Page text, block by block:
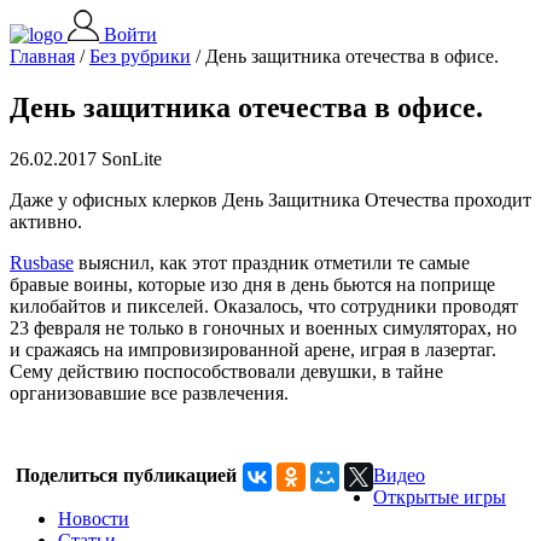
Войти
Главная /Без рубрики / День защитника отечества в офисе.
День защитника отечества в офисе.
26.02.2017 SonLite
Даже у офисных клерков День Защитника Отечества проходит
активно.
Rusbase выяснил, как этот праздник отметили те самые
бравые воины, которые изо дня в день бьются на поприще
килобайтов и пикселей. Оказалось, что сотрудники проводят
23 февраля не только в гоночных и военных симуляторах, но
и сражаясь на импровизированной арене, играя в лазертаг.
Сему действию поспособствовали девушки, в тайне
организовавшие все развлечения.
Поделиться публикацией
Видео
Открытые игры
Новости